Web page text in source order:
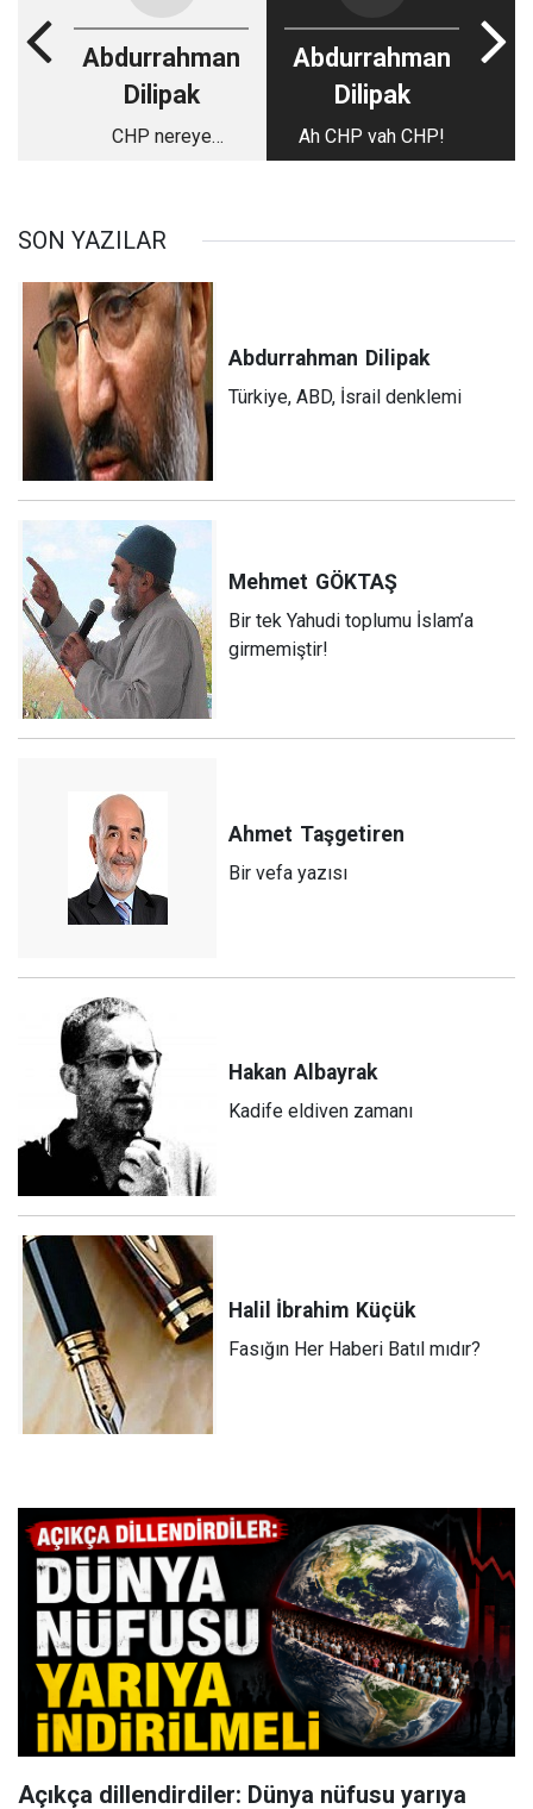
Abdurrahman
Dilipak
CHP nereye
Abdurrahman
Dilipak
Ah CHP vah CHP!
SON YAZILAR
Abdurrahman Dilipak
Türkiye, ABD, İsrail denklemi
Mehmet GÖKTAŞ
Bir tek Yahudi toplumu İslam’a
girmemiştir!
Ahmet Taşgetiren
Bir vefa yazısı
Hakan Albayrak
Kadife eldiven zamanı
Halil İbrahim Küçük
Fasığın Her Haberi Batıl mıdır?
Açıkça dillendirdiler: Dünya nüfusu yarıya